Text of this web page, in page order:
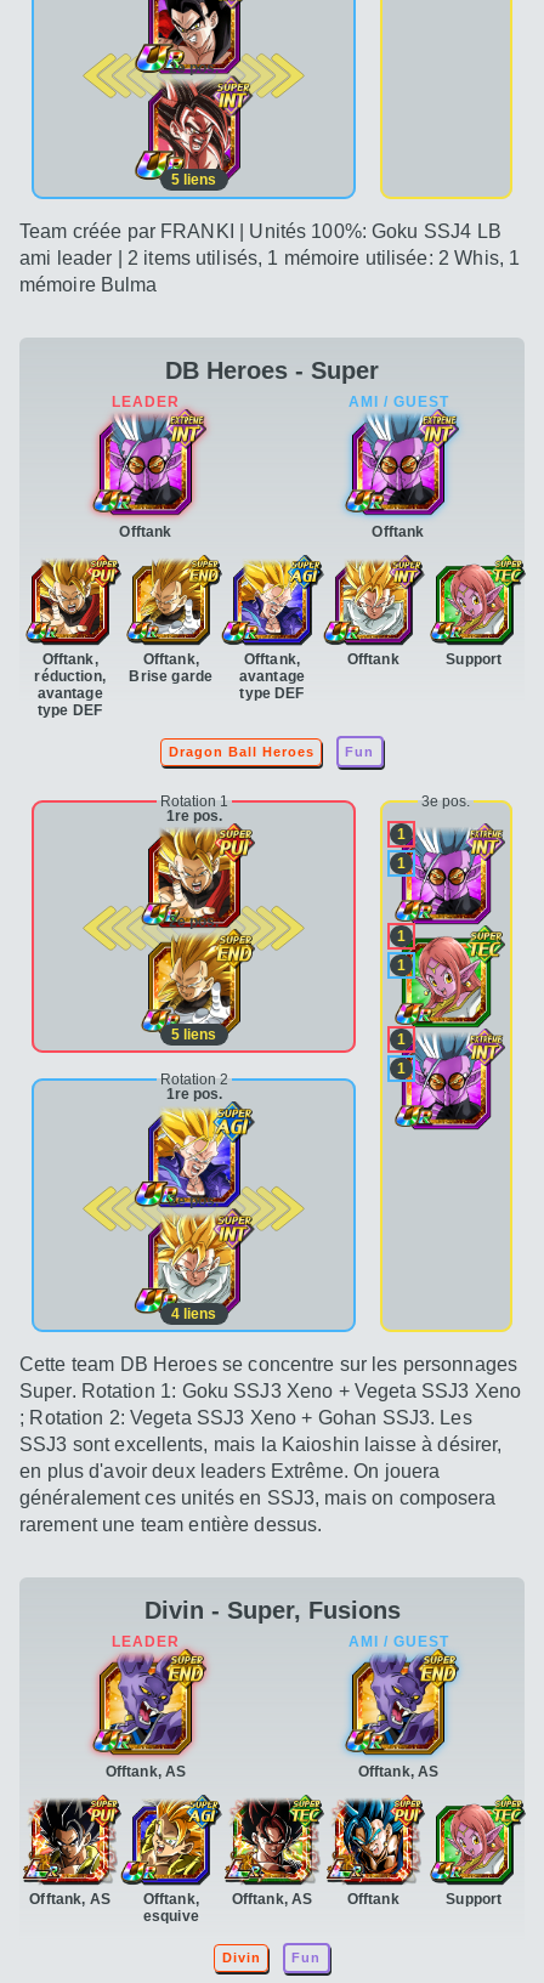
2e pos.
5 liens
Team créée par FRANKI | Unités 100%: Goku SSJ4 LB
ami leader | 2 items utilisés, 1 mémoire utilisée: 2 Whis, 1
mémoire Bulma
DB Heroes - Super
Offtank
Offtank,
réduction,
avantage
type DEF
Offtank,
Brise garde
Offtank,
avantage
type DEF
Offtank Support
Offtank
Dragon Ball Heroes Fun
Rotation 1
1re pos.
2e pos.
5 liens
Rotation 2
1re pos.
2e pos.
4 liens
3e pos.
1
1
1
1
1
1
Cette team DB Heroes se concentre sur les personnages
Super. Rotation 1: Goku SSJ3 Xeno + Vegeta SSJ3 Xeno
; Rotation 2: Vegeta SSJ3 Xeno + Gohan SSJ3. Les
SSJ3 sont excellents, mais la Kaioshin laisse à désirer,
en plus d'avoir deux leaders Extrême. On jouera
généralement ces unités en SSJ3, mais on composera
rarement une team entière dessus.
Divin - Super, Fusions
Offtank, AS
Offtank, AS
Offtank,
esquive
Offtank, AS Offtank Support
Offtank, AS
Divin Fun